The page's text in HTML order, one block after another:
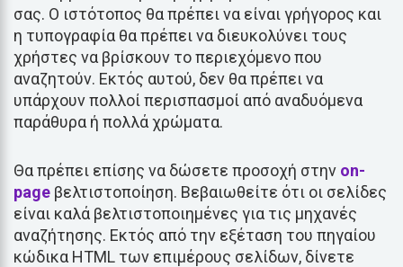
σας. Ο ιστότοπος θα πρέπει να είναι γρήγορος και
η τυπογραφία θα πρέπει να διευκολύνει τους
χρήστες να βρίσκουν το περιεχόμενο που
αναζητούν. Εκτός αυτού, δεν θα πρέπει να
υπάρχουν πολλοί περισπασμοί από αναδυόμενα
παράθυρα ή πολλά χρώματα.
Θα πρέπει επίσης να δώσετε προσοχή στην on-
page βελτιστοποίηση. Βεβαιωθείτε ότι οι σελίδες
είναι καλά βελτιστοποιημένες για τις μηχανές
αναζήτησης. Εκτός από την εξέταση του πηγαίου
κώδικα HTML των επιμέρους σελίδων, δίνετε